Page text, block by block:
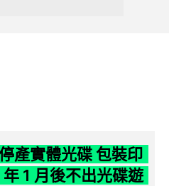
產實體光碟 包裝印
1 月後不出光碟遊